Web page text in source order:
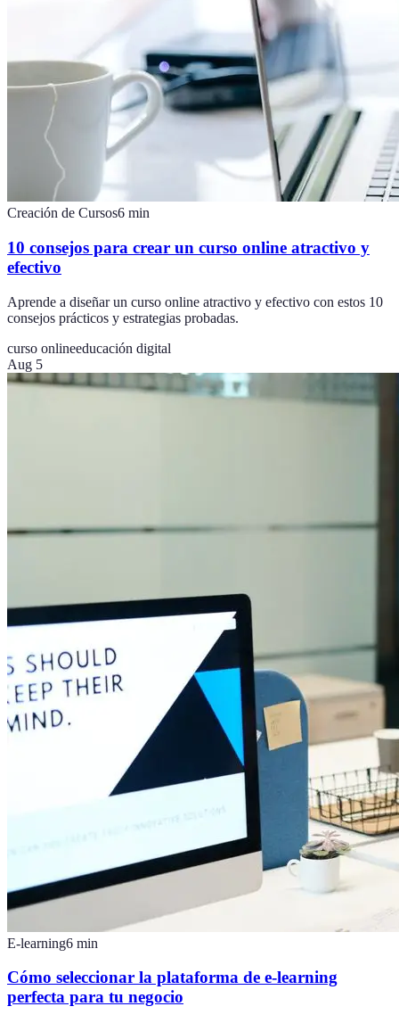
Creación de Cursos6 min
10 consejos para crear un curso online atractivo y
efectivo
Aprende a diseñar un curso online atractivo y efectivo con estos 10
consejos prácticos y estrategias probadas.
curso onlineeducación digital
Aug 5
E-learning6 min
Cómo seleccionar la plataforma de e-learning
perfecta para tu negocio